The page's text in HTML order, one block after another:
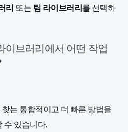
리또는팀 라이브러리를 선택하
이브러리에서 어떤 작업
는 통합적이고 더 빠른 방법을
수 있습니다.